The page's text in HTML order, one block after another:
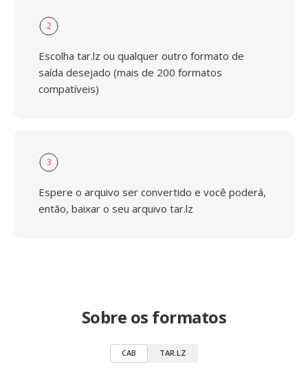
2
Escolha tar.lz ou qualquer outro formato de
saída desejado (mais de 200 formatos
compatíveis)
3
Espere o arquivo ser convertido e você poderá,
então, baixar o seu arquivo tar.lz
Sobre os formatos
CAB TAR.LZ